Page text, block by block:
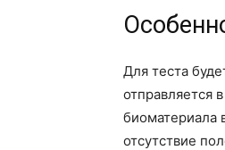
Для теста
отправляется
биоматериала
отсутствие